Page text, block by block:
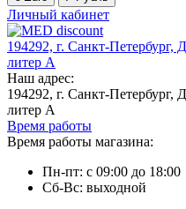
Личный кабинет
194292, г. Санкт-Петербург,
литер А
Наш адрес:
194292, г. Санкт-Петербург,
литер А
Время работы
Время работы магазина:
Пн-пт: с 09:00 до 18:00
Сб-Вс: выходной